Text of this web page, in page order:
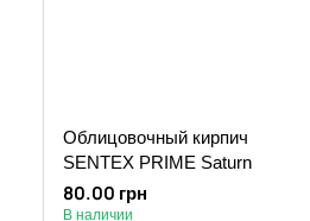
Облицовочный кирпич
SENTEX PRIME Saturn
80.00 грн
В наличии